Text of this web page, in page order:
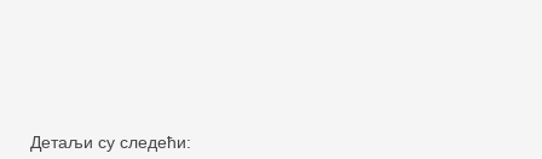
Детаљи су следећи: